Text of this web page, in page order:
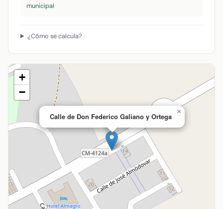
municipal
¿Cómo se calcula?
Calle de Don Federico Galiano y Ortega
×
+
−